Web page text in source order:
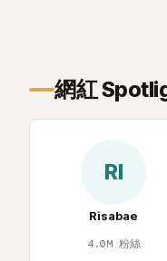
言，當時確實被質疑
時隆胸手術幾乎只有
脆把腋下給大家看，
笑。 事實上，早在
網紅
RI
Risabae
4.0M 粉絲